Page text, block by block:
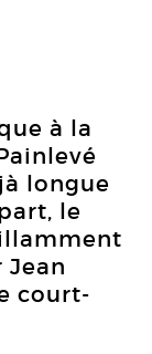
à la
longue
le
court-